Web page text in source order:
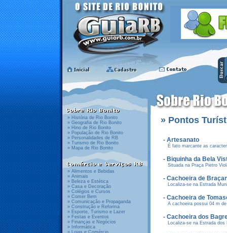
» História de Rio Bonito
» Geografia de Rio Bonito
» Hino de Rio Bonito
» População de Rio Bonito
» Personalidades de RB
» Turismo de Rio Bonito
» Mapa de Rio Bonito
» Alimentos e Bebidas
» Animais
» Beleza e Estética
» Casa e Decoração
» Colégios e Cursos
» Comer Bem
» Comunicação e Propaganda
» Construção e Reforma
» Esporte, Turismo e Lazer
» Festas e Eventos
» Finanças e Negócios
» Informática
» Lojas e Comércio
» Pontos
- Artesanato
É fato marcante as
- Biquinha da Bela
Situada na Praça Pietro
- Cachoeira de
Localiza-se na Estrada
- Cachoeira de
A cachoeira possui 04 m
- Cachoeira dos
Localiza-se na Estrada dos